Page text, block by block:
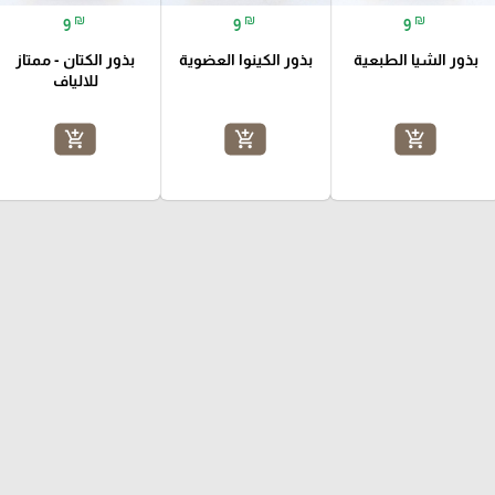
9 ₪
بذور الشيا الطبعية
add_shopping_cart
9 ₪
بذور الكينوا العضوية
add_shopping_cart
9 ₪
بذور الكتان - ممتاز
للالياف
add_shopping_cart